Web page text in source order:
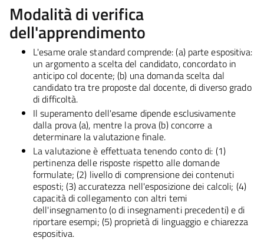
Modalità di verifica
dell'apprendimento
L'esame orale standard comprende: (a) parte espositiva:
un argomento a scelta del candidato, concordato in
anticipo col docente; (b) una domanda scelta dal
candidato tra tre proposte dal docente, di diverso grado
di difficoltà.
Il superamento dell'esame dipende esclusivamente
dalla prova (a), mentre la prova (b) concorre a
determinare la valutazione finale.
La valutazione è effettuata tenendo conto di: (1)
pertinenza delle risposte rispetto alle domande
formulate;(2) livello di comprensione dei contenuti
esposti; (3)accuratezza nell'esposizione dei calcoli; (4)
capacità di collegamento con altri temi
dell'insegnamento (o di insegnamenti precedenti) e di
riportare esempi; (5) proprietà di linguaggio e chiarezza
espositiva.